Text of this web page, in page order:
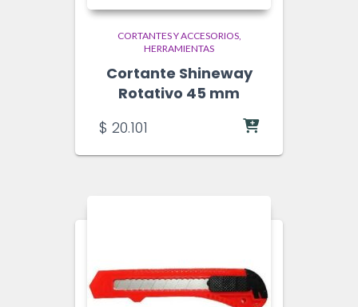
CORTANTES Y ACCESORIOS
HERRAMIENTAS
Cortante Shineway
Rotativo 45 mm
$ 20.101